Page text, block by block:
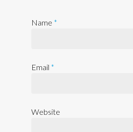
Name *
Email *
Website